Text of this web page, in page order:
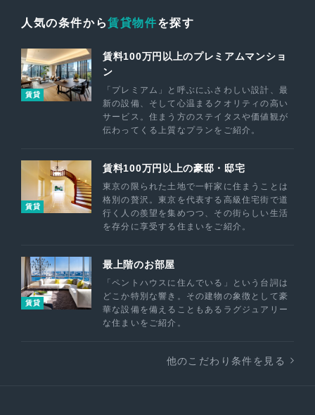
人気の条件から賃貸物件を探す
賃貸
賃料100万円以上のプレミアムマンショ
ン
「プレミアム」と呼ぶにふさわしい設計、最
新の設備、そして心温まるクオリティの高い
サービス。住まう方のステイタスや価値観が
伝わってくる上質なプランをご紹介。
賃貸
賃料100万円以上の豪邸・邸宅
東京の限られた土地で一軒家に住まうことは
格別の贅沢。東京を代表する高級住宅街で道
行く人の羨望を集めつつ、その街らしい生活
を存分に享受する住まいをご紹介。
賃貸
最上階のお部屋
「ペントハウスに住んでいる」という台詞は
どこか特別な響き。その建物の象徴として豪
華な設備を備えることもあるラグジュアリー
な住まいをご紹介。
他のこだわり条件を見る